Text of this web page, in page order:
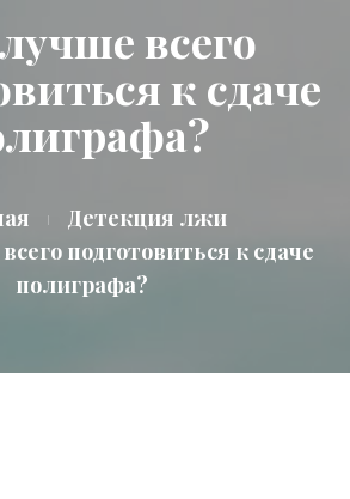
всего
к сдаче
Детекция лжи
подготовиться к сдаче
полиграфа?